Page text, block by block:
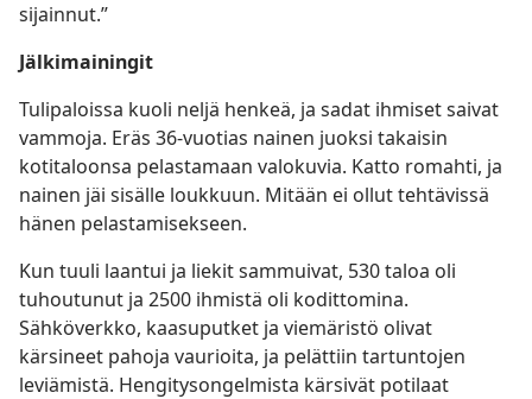
sijainnut.”
Jälkimainingit
Tulipaloissa kuoli neljä henkeä, ja sadat ihmiset saivat
vammoja. Eräs 36-vuotias nainen juoksi takaisin
kotitaloonsa pelastamaan valokuvia. Katto romahti, ja
nainen jäi sisälle loukkuun. Mitään ei ollut tehtävissä
hänen pelastamisekseen.
Kun tuuli laantui ja liekit sammuivat, 530 taloa oli
tuhoutunut ja 2500 ihmistä oli kodittomina.
Sähköverkko, kaasuputket ja viemäristö olivat
kärsineet pahoja vaurioita, ja pelättiin tartuntojen
leviämistä. Hengitysongelmista kärsivät potilaat